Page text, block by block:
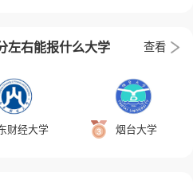
左右能报什么大学 查看
财经大学 烟台大学